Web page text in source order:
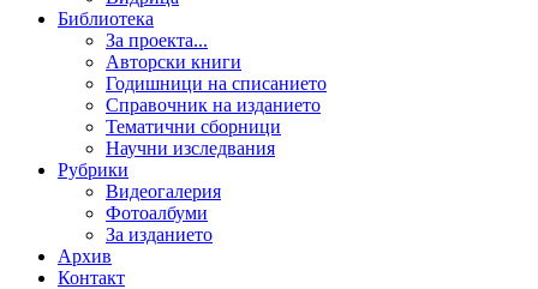
Библиотека
За проекта...
Авторски книги
Годишници на списанието
Справочник на изданието
Тематични сборници
Научни изследвания
Рубрики
Видеогалерия
Фотоалбуми
За изданието
Архив
Контакт